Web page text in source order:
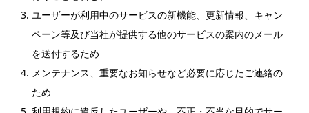
ユーザーが利用中のサービスの新機能、更新情報、キャン
ペーン等及び当社が提供する他のサービスの案内のメール
を送付するため
メンテナンス、重要なお知らせなど必要に応じたご連絡の
ため